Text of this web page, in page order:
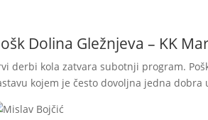
Dolina Gležnjeva – KK
derbi kola zatvara subotnji program.
kojem je često dovoljna jedna